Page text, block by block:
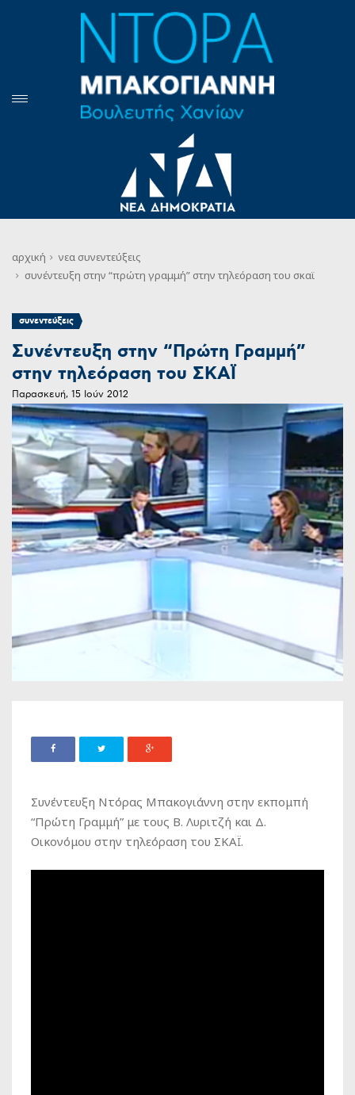
αρχική νεα συνεντεύξεις
συνέντευξη στην “πρώτη γραμμή” στην τηλεόραση του σκαϊ
συνεντεύξεις
Συνέντευξη στην “Πρώτη Γραμμή”
στην τηλεόραση του ΣΚΑΪ
Παρασκευή, 15 Ιούν 2012
Συνέντευξη Ντόρας Μπακογιάννη στην εκπομπή
“Πρώτη Γραμμή” με τους Β. Λυριτζή και Δ.
Οικονόμου στην τηλεόραση του ΣΚΑΪ.